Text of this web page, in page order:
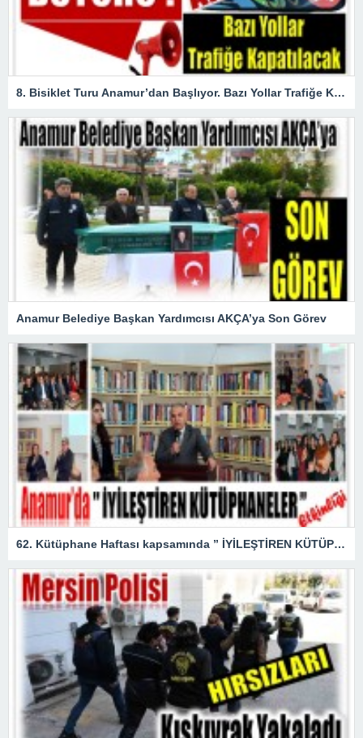
8. Bisiklet Turu Anamur’dan Başlıyor. Bazı Yollar Trafiğe Kapatılacak
Anamur Belediye Başkan Yardımcısı AKÇA’ya Son Görev
62. Kütüphane Haftası kapsamında ” İYİLEŞTİREN KÜTÜPHANELER ” etkinliği düzenlendi.